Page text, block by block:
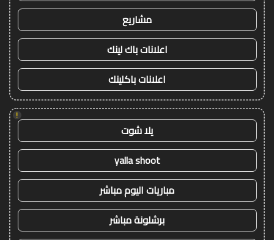
مشاريع
اعلانات باك لينك
اعلانات باكلينك
!
يلا شوت
yalla shoot
مباريات اليوم مباشر
برشلونة مباشر